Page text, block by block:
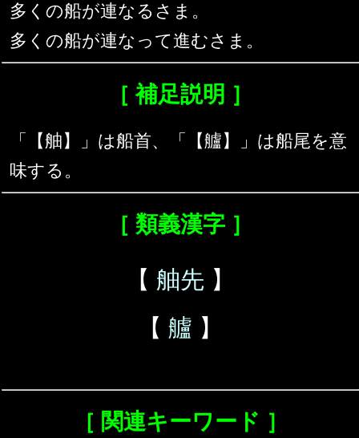
多くの船が連なるさま。
多くの船が連なって進むさま。
［ 補足説明 ］
「【舳】」は船首、「【艫】」は船尾を意
味する。
［ 類義漢字 ］
【 舳先 】
【 艫 】
［ 関連キーワード ］